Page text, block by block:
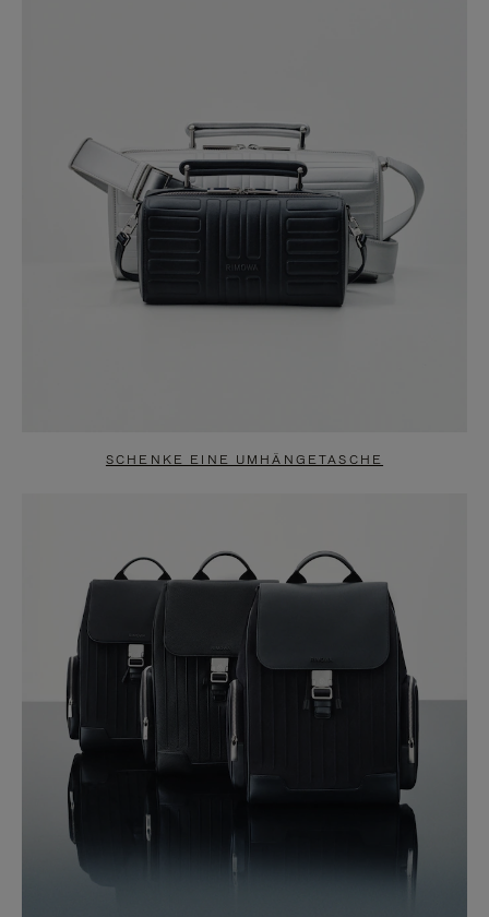
SCHENKE EINE UMHÄNGETASCHE